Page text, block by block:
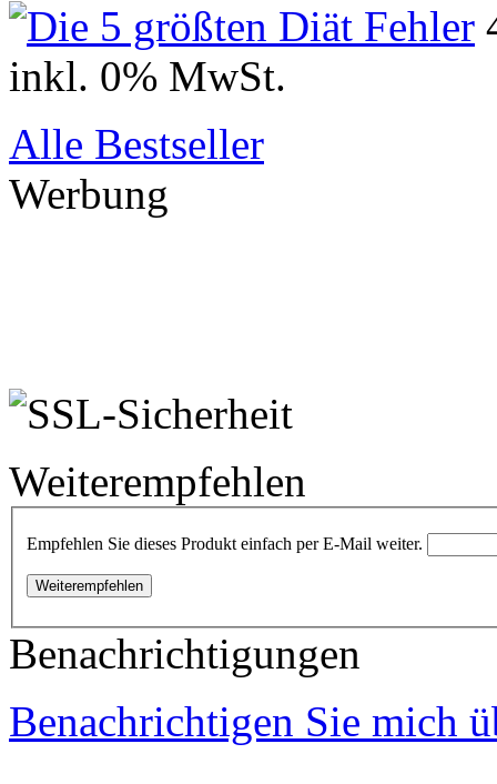
inkl. 0% MwSt.
Alle Bestseller
Werbung
Weiterempfehlen
Empfehlen Sie dieses Produkt einfach per E-Mail weiter.
Weiterempfehlen
Benachrichtigungen
Benachrichtigen Sie mich